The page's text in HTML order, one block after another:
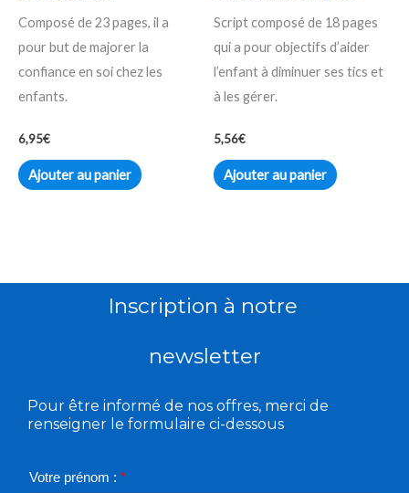
Composé de 23 pages, il a
pour but de majorer la
confiance en soi chez les
enfants.
6,95€
Ajouter au panier
Script composé de 18 pages
qui a pour objectifs d’aider
l’enfant à diminuer ses tics et
à les gérer.
5,56€
Ajouter au panier
Inscription à notre
newsletter
Pour être informé de nos offres, merci de
renseigner le formulaire ci-dessous
Votre prénom : *